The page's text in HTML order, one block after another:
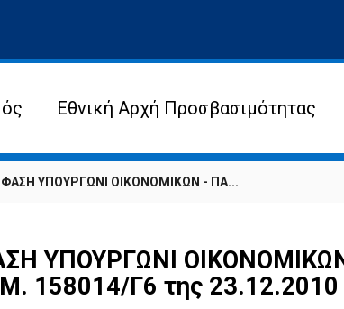
Εθνική Αρχή Προσβασιμότητας
ΥΠΟΥΡΓΩΝΙ ΟΙΚΟΝΟΜΙΚΩΝ - ΠΑ...
ΥΠΟΥΡΓΩΝΙ
Γ6 της 23.12.2010